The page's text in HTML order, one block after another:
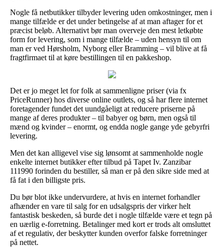
Nogle få netbutikker tilbyder levering uden omkostninger, men i
mange tilfælde er det under betingelse af at man aftager for et
præcist beløb. Alternativt bør man overveje den mest letkøbte
form for levering, som i mange tilfælde – uden hensyn til om
man er ved Hørsholm, Nyborg eller Bramming – vil blive at få
fragtfirmaet til at køre bestillingen til en pakkeshop.
Det er jo meget let for folk at sammenligne priser (via fx
PriceRunner) hos diverse online outlets, og så har flere internet
foretagender fundet det uundgåeligt at reducere priserne på
mange af deres produkter – til babyer og børn, men også til
mænd og kvinder – enormt, og endda nogle gange yde gebyrfri
levering.
Men det kan alligevel vise sig lønsomt at sammenholde nogle
enkelte internet butikker efter tilbud på Tapet Iv. Zanzibar
111990 forinden du bestiller, så man er på den sikre side med at
få fat i den billigste pris.
Du bør blot ikke undervurdere, at hvis en internet forhandler
afhænder en vare til salg for en udsalgspris der virker helt
fantastisk beskeden, så burde det i nogle tilfælde være et tegn på
en uærlig e-forretning. Betalinger med kort er trods alt omsluttet
af et regulativ, der beskytter kunden overfor falske forretninger
på nettet.